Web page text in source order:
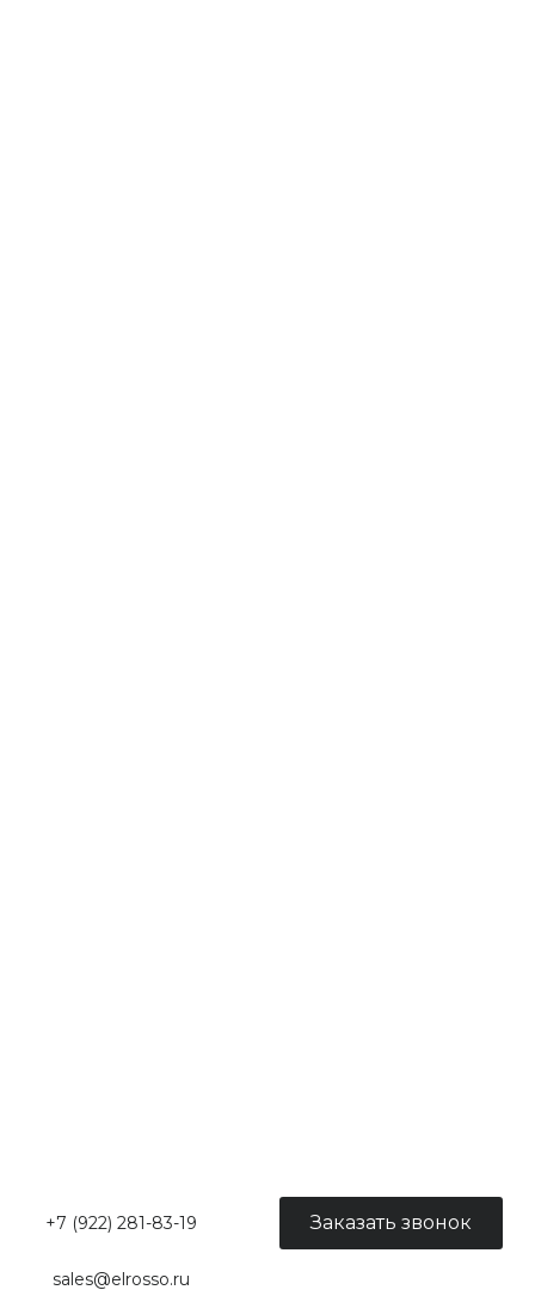
+7 (922) 281-83-19 Заказать звонок
sales@elrosso.ru